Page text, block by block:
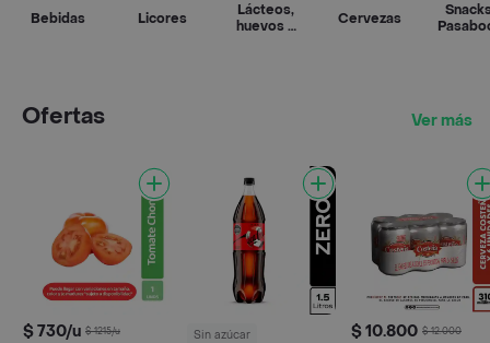
Bebidas Licores
Lácteos,
huevos y
Cervezas
Ofertas Ver más
$ 730/u $ 1215/u Sin azúcar $ 10.800 $ 12.000